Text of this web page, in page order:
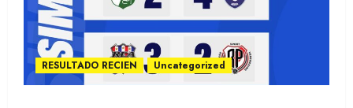
RESULTADO RECIEN Uncategorized